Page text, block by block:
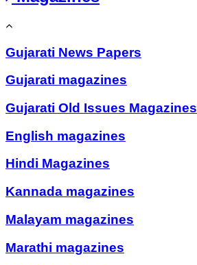
Gujarati News Papers
Gujarati magazines
Gujarati Old Issues Magazines
English magazines
Hindi Magazines
Kannada magazines
Malayam magazines
Marathi magazines